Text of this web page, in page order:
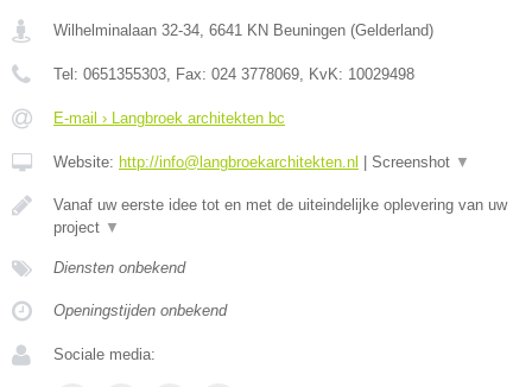
Wilhelminalaan 32-34, 6641 KN Beuningen (Gelderland)
Tel: 0651355303, Fax: 024 3778069, KvK: 10029498
E-mail › Langbroek architekten bc
Website: http://info@langbroekarchitekten.nl Screenshot ▼
Vanaf uw eerste idee tot en met de uiteindelijke oplevering van uw
project ▼
Diensten onbekend
Openingstijden onbekend
Sociale media: